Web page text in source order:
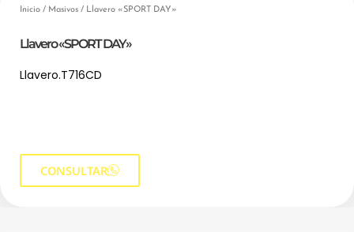
Inicio / Masivos / Llavero «SPORT DAY»
Llavero «SPORT DAY»
Llavero.T716CD
CONSULTAR